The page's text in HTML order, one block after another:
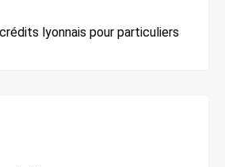
lyonnais pour particuliers